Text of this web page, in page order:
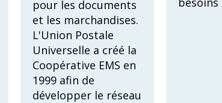
pour les documents
et les marchandises.
L'Union Postale
Universelle a créé la
Coopérative EMS en
1999 afin de
développer le réseau